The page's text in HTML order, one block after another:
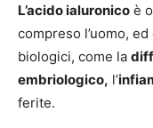
L’acido ialuronico è
compreso l’uomo,
biologici, come la
embriologico, l’
ferite.